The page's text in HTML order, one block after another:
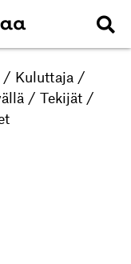
/ Kuluttaja /
/ Tekijät /